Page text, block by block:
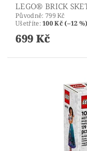
LEGO® BRICK
Původně: 799 Kč
Ušetříte:100 Kč (–12 %)
699 Kč